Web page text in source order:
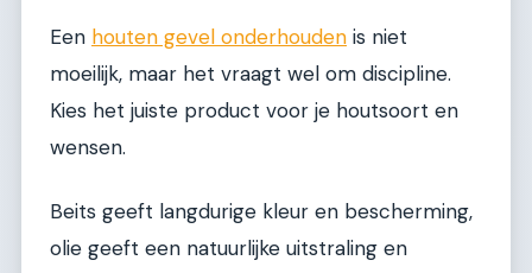
Een houten gevel onderhouden is niet
moeilijk, maar het vraagt wel om discipline.
Kies het juiste product voor je houtsoort en
wensen.
Beits geeft langdurige kleur en bescherming,
olie geeft een natuurlijke uitstraling en